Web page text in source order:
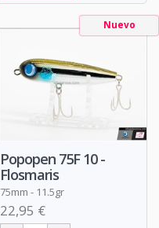
Nuevo
Popopen 75F 10 -
Flosmaris
75mm - 11.5gr
22,95 €